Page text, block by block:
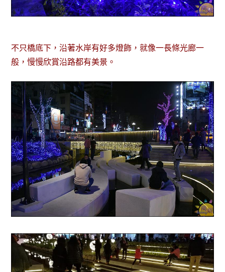
不只橋底下，沿著水岸有好多燈飾，就像一長條光廊一
般，慢慢欣賞沿路都有美景。